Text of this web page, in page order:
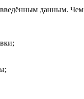
данным. Чем